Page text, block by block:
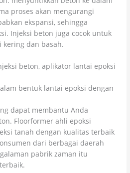
proses akan mengurangi
ekspansi, sehingga
Injeksi beton juga cocok untuk
kering dan basah.
beton, aplikator lantai epoksi
bentuk lantai epoksi dengan
dapat membantu Anda
Floorformer ahli epoksi
tanah dengan kualitas terbaik
dari berbagai daerah
pabrik zaman itu